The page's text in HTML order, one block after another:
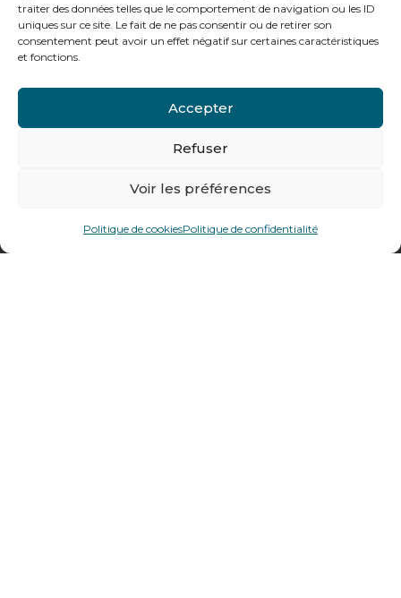
traiter des données telles que le comportement de navigation ou les ID
uniques sur ce site. Le fait de ne pas consentir ou de retirer son
consentement peut avoir un effet négatif sur certaines caractéristiques
et fonctions.
Accepter
Refuser
Voir les préférences
Politique de cookiesPolitique de confidentialité
Contactez-nous
Tél : + 33 (0)4 74 62 81 44
Villefranche sur Saône